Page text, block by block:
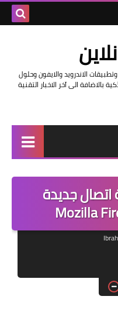
الاندرويد والايفون وحلول
بالاضافة الى آخر الاخبار التقنية
جديدة